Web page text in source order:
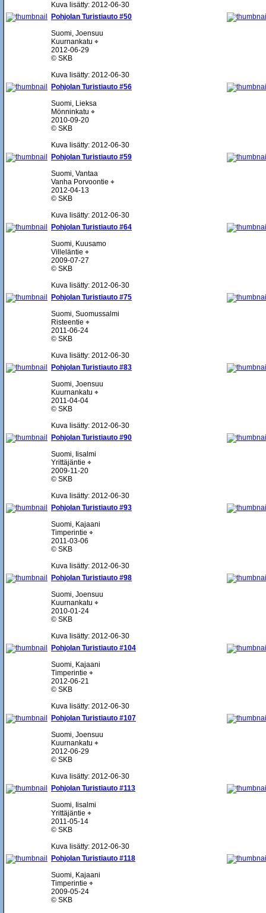
Kuva lisätty: 2012-06-30
Pohjolan Turistiauto #50
Suomi, Joensuu
Kuurnankatu ⌖
2012-06-29
© SKB
Kuva lisätty: 2012-06-30
Pohjolan Turistiauto #56
Suomi, Lieksa
Mönninkatu ⌖
2010-09-20
© SKB
Kuva lisätty: 2012-06-30
Pohjolan Turistiauto #59
Suomi, Vantaa
Vanha Porvoontie ⌖
2012-04-13
© SKB
Kuva lisätty: 2012-06-30
Pohjolan Turistiauto #64
Suomi, Kuusamo
Villeläntie ⌖
2009-07-27
© SKB
Kuva lisätty: 2012-06-30
Pohjolan Turistiauto #75
Suomi, Suomussalmi
Risteentie ⌖
2011-06-24
© SKB
Kuva lisätty: 2012-06-30
Pohjolan Turistiauto #83
Suomi, Joensuu
Kuurnankatu ⌖
2011-04-04
© SKB
Kuva lisätty: 2012-06-30
Pohjolan Turistiauto #90
Suomi, Iisalmi
Yrittäjäntie ⌖
2009-11-20
© SKB
Kuva lisätty: 2012-06-30
Pohjolan Turistiauto #93
Suomi, Kajaani
Timperintie ⌖
2011-03-06
© SKB
Kuva lisätty: 2012-06-30
Pohjolan Turistiauto #98
Suomi, Joensuu
Kuurnankatu ⌖
2010-01-24
© SKB
Kuva lisätty: 2012-06-30
Pohjolan Turistiauto #104
Suomi, Kajaani
Timperintie ⌖
2012-06-21
© SKB
Kuva lisätty: 2012-06-30
Pohjolan Turistiauto #107
Suomi, Joensuu
Kuurnankatu ⌖
2012-06-29
© SKB
Kuva lisätty: 2012-06-30
Pohjolan Turistiauto #113
Suomi, Iisalmi
Yrittäjäntie ⌖
2011-05-14
© SKB
Kuva lisätty: 2012-06-30
Pohjolan Turistiauto #118
Suomi, Kajaani
Timperintie ⌖
2009-05-24
© SKB